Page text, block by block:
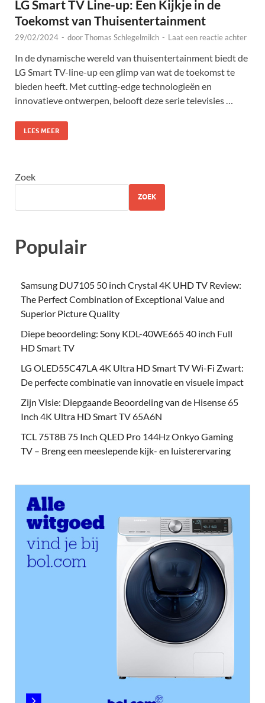
LG Smart TV Line-up: Een Kijkje in de
Toekomst van Thuisentertainment
29/02/2024 - doorThomas Schlegelmilch - Laat een reactie achter
In de dynamische wereld van thuisentertainment biedt de
LG Smart TV-line-up een glimp van wat de toekomst te
bieden heeft. Met cutting-edge technologieën en
innovatieve ontwerpen, belooft deze serie televisies …
LEES MEER
Zoek
ZOEK
Populair
Samsung DU7105 50 inch Crystal 4K UHD TV Review:
The Perfect Combination of Exceptional Value and
Superior Picture Quality
Diepe beoordeling: Sony KDL-40WE665 40 inch Full
HD Smart TV
LG OLED55C47LA 4K Ultra HD Smart TV Wi-Fi Zwart:
De perfecte combinatie van innovatie en visuele impact
Zijn Visie: Diepgaande Beoordeling van de Hisense 65
Inch 4K Ultra HD Smart TV 65A6N
TCL 75T8B 75 Inch QLED Pro 144Hz Onkyo Gaming
TV – Breng een meeslepende kijk- en luisterervaring